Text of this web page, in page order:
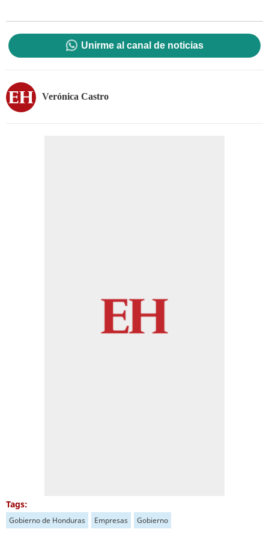
Unirme al canal de noticias
Verónica Castro
Tags:
Gobierno de Honduras Empresas Gobierno